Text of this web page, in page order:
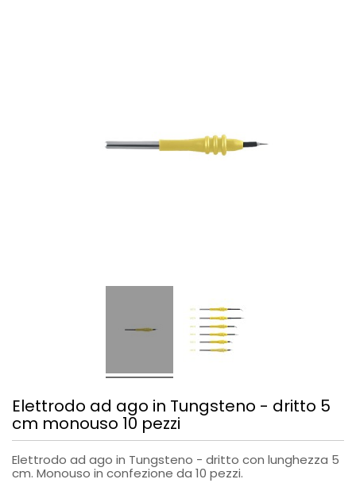
Elettrodo ad ago in Tungsteno - dritto 5
cm monouso 10 pezzi
Elettrodo ad ago in Tungsteno - dritto con lunghezza 5
cm. Monouso in confezione da 10 pezzi.